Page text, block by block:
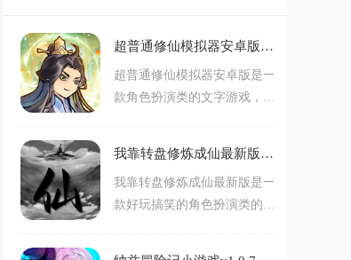
超普通修仙模拟器安卓版v3.7 最新版
超普通修仙模拟器安卓版是一
款角色扮演类的文字游戏，在
的元素，也就是说玩家在这一
世可能会失败，但是身体上的
修炼就会清空吗？不不不，这
还等什么，立刻下载吧！
我靠转盘修炼成仙最新版v1.3 安卓版
我靠转盘修炼成仙最新版是一
款好玩搞笑的角色扮演类的文